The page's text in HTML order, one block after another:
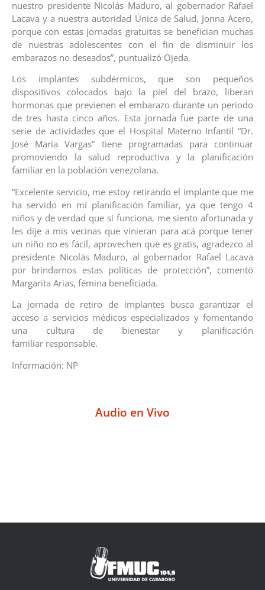
nuestro presidente Nicolás Maduro, al gobernador Rafael
Lacava y a nuestra autoridad Única de Salud, Jonna Acero,
porque con estas jornadas gratuitas se benefician muchas
de nuestras adolescentes con el fin de disminuir los
embarazos no deseados”, puntualizó Ojeda.
Los implantes subdérmicos, que son pequeños
dispositivos colocados bajo la piel del brazo, liberan
hormonas que previenen el embarazo durante un periodo
de tres hasta cinco años. Esta jornada fue parte de una
serie de actividades que el Hospital Materno Infantil “Dr.
José María Vargas” tiene programadas para continuar
promoviendo la salud reproductiva y la planificación
familiar en la población venezolana.
“Excelente servicio, me estoy retirando el implante que me
ha servido en mi planificación familiar, ya que tengo 4
niños y de verdad que sí funciona, me siento afortunada y
les dije a mis vecinas que vinieran para acá porque tener
un niño no es fácil, aprovechen que es gratis, agradezco al
presidente Nicolás Maduro, al gobernador Rafael Lacava
por brindarnos estas políticas de protección”, comentó
Margarita Arias, fémina beneficiada.
La jornada de retiro de implantes busca garantizar el
acceso a servicios médicos especializados y fomentando
una cultura de bienestar y planificación
familiar responsable.
Información: NP
Audio en Vivo